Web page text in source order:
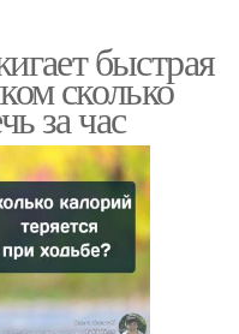
быстрая
сколько
за час